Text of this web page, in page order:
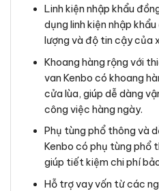
Linh kiện nhập khẩu
dụng linh kiện nhập
lượng và độ tin cậy của
Khoang hàng rộng với
van Kenbo có khoang
cửa lùa, giúp dễ dàng
công việc hàng ngày.
Phụ tùng phổ thông và
Kenbo có phụ tùng phổ
giúp tiết kiệm chi phí
Hỗ trợ vay vốn từ các